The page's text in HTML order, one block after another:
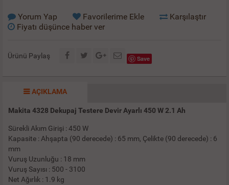
Yorum Yap Favorilerime Ekle
Karşılaştır
Fiyatı düşünce haber ver
Ürünü Paylaş Save
AÇIKLAMA
Makita 4328 Dekupaj Testere Devir Ayarlı 450 W 2.1 Ah
Sürekli Akım Girişi : 450 W
Kapasite : Ahşapta (90 derecede) : 65 mm, Çelikte (90 derecede) : 6
mm
Vuruş Uzunluğu : 18 mm
Vuruş Sayısı : 500 - 3100
Net Ağırlık : 1.9 kg